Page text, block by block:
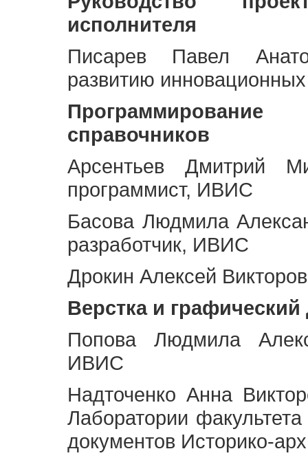
исполнителя
Писарев Павел
развитию
Программирование
справочников
Арсентьев Дмитрий
программист, ИВИС
Басова Людмила
разработчик, ИВИС
Дрокин Алексей
Верстка и графический
Попова Людмила
ИВИС
Надточенко Анна
Лаборатории
документов Историко-